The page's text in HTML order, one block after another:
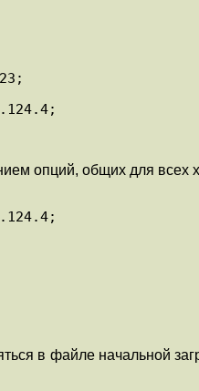
опций, общих для всех
в файле начальной